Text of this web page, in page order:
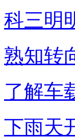
科三明
熟知转
了解车
下雨天